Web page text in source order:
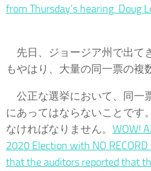
from Thursday’s hearing.
先日、ジョージア州で出て
もやはり、大量の同一票の複
公正な選挙において、同一
にあってはならないことです
なければなりません。 WOW!
2020 Election with NO
that the auditors reported that